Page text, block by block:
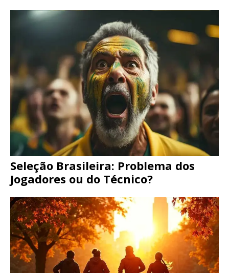
Seleção Brasileira: Problema dos
Jogadores ou do Técnico?